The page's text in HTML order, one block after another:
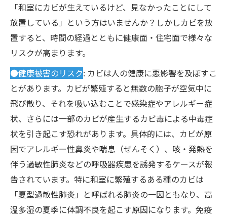
「和室にカビが生えているけど、見なかったことにして
放置している」という方はいませんか？しかしカビを放
置すると、時間の経過とともに健康面・住宅面で様々な
リスクが高まります。
●健康被害のリスク: カビは人の健康に悪影響を及ぼすこ
とがあります。カビが繁殖すると無数の胞子が空気中に
飛び散り、それを吸い込むことで感染症やアレルギー症
状、さらには一部のカビが産生するカビ毒による中毒症
状を引き起こす恐れがあります。具体的には、カビが原
因でアレルギー性鼻炎や喘息（ぜんそく）、咳・発熱を
伴う過敏性肺炎などの呼吸器疾患を誘発するケースが報
告されています。特に和室に繁殖するある種のカビは
「夏型過敏性肺炎」と呼ばれる肺炎の一因ともなり、高
温多湿の夏季に体調不良を起こす原因になります。免疫